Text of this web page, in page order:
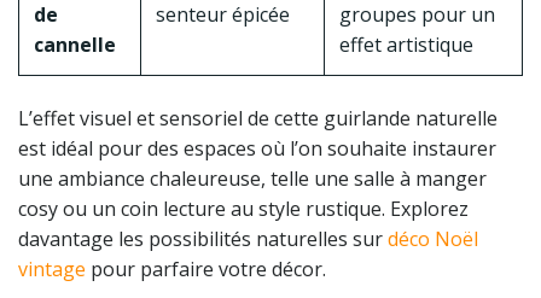
de
cannelle
senteur épicée
groupes pour un
effet artistique
L’effet visuel et sensoriel de cette guirlande naturelle
est idéal pour des espaces où l’on souhaite instaurer
une ambiance chaleureuse, telle une salle à manger
cosy ou un coin lecture au style rustique. Explorez
davantage les possibilités naturelles surdéco Noël
vintage pour parfaire votre décor.